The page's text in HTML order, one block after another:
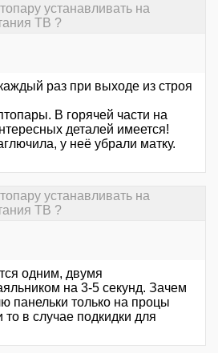
устанавливать на
ТВ ?
раз при выходе из строя
В горячей части на
деталей имеется!
у неё убрали матку.
устанавливать на
ТВ ?
одним, двумя
на 3-5 секунд. Зачем
панельки только на процы
в случае подкидки для